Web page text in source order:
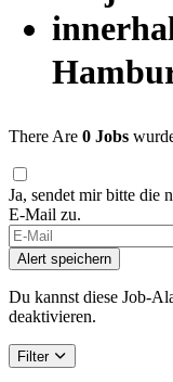
There Are 0 Jobs
Ja, sendet mir bitte die
E-Mail zu.
Alert speichern
Du kannst diese Job-
deaktivieren.
Filter